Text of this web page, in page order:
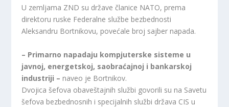
U zemljama ZND su države članice NATO, prema
direktoru ruske Federalne službe bezbednosti
Aleksandru Bortnikovu, povećale broj sajber napada.
– Primarno napadaju kompjuterske sisteme u
javnoj, energetskoj, saobraćajnoj i bankarskoj
industriji – naveo je Bortnikov.
Dvojica šefova obaveštajnih službi govorili su na Savetu
šefova bezbednosnih i specijalnih službi država CIS u